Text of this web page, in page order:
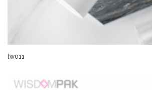
lw011